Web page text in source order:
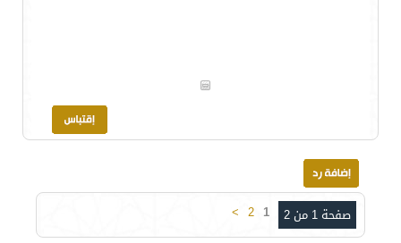
صفحة 1 من 2 1
2
>